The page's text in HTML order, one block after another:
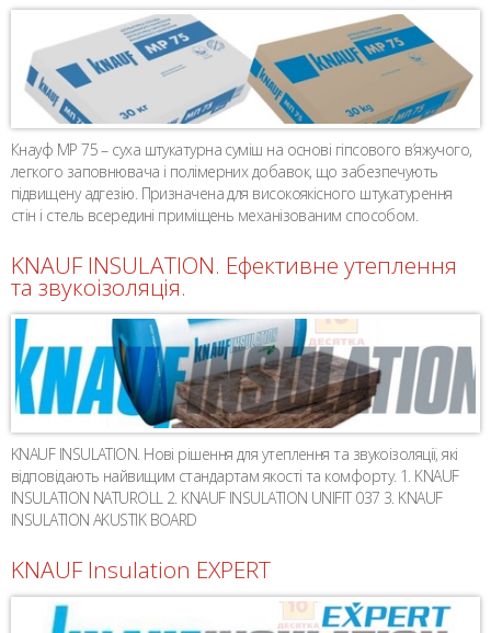
Кнауф MP 75 – суха штукатурна суміш на основі гіпсового в’яжучого,
легкого заповнювача і полімерних добавок, що забезпечують
підвищену адгезію. Призначена для високоякісного штукатурення
стін і стель всередині приміщень механізованим способом.
KNAUF INSULATION. Ефективне утеплення
та звукоізоляція.
KNAUF INSULATION. Нові рішення для утеплення та звукоізоляції, які
відповідають найвищим стандартам якості та комфорту. 1. KNAUF
INSULATION NATUROLL 2. KNAUF INSULATION UNIFIT 037 3. KNAUF
INSULATION AKUSTIK BOARD
KNAUF Insulation EXPERT